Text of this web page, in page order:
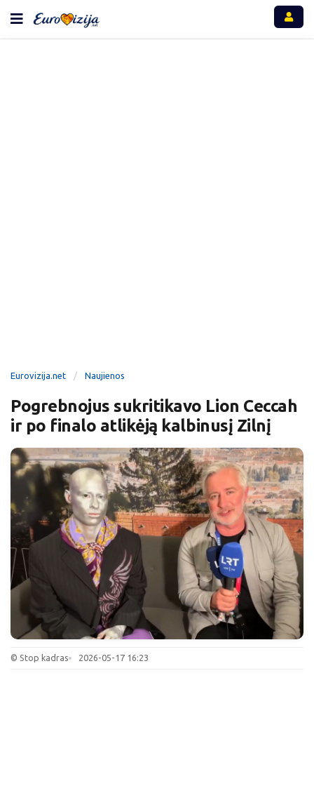
Eurovizija.net Naujienos
Pogrebnojus sukritikavo Lion Ceccah
ir po finalo atlikėją kalbinusį Zilnį
© Stop kadras 2026-05-17 16:23